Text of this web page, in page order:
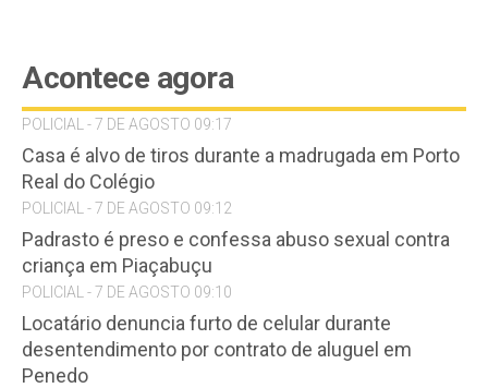
Acontece agora
POLICIAL - 7 DE AGOSTO 09:17
Casa é alvo de tiros durante a madrugada em Porto
Real do Colégio
POLICIAL - 7 DE AGOSTO 09:12
Padrasto é preso e confessa abuso sexual contra
criança em Piaçabuçu
POLICIAL - 7 DE AGOSTO 09:10
Locatário denuncia furto de celular durante
desentendimento por contrato de aluguel em
Penedo